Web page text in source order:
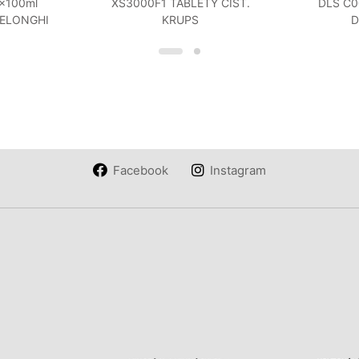
XS3000F1 TABLETY ČIST.
KRUPS
DLS
Facebook Instagram